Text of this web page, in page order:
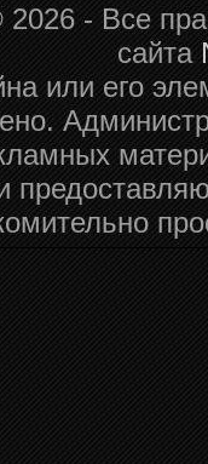
- Все
сайта
или его